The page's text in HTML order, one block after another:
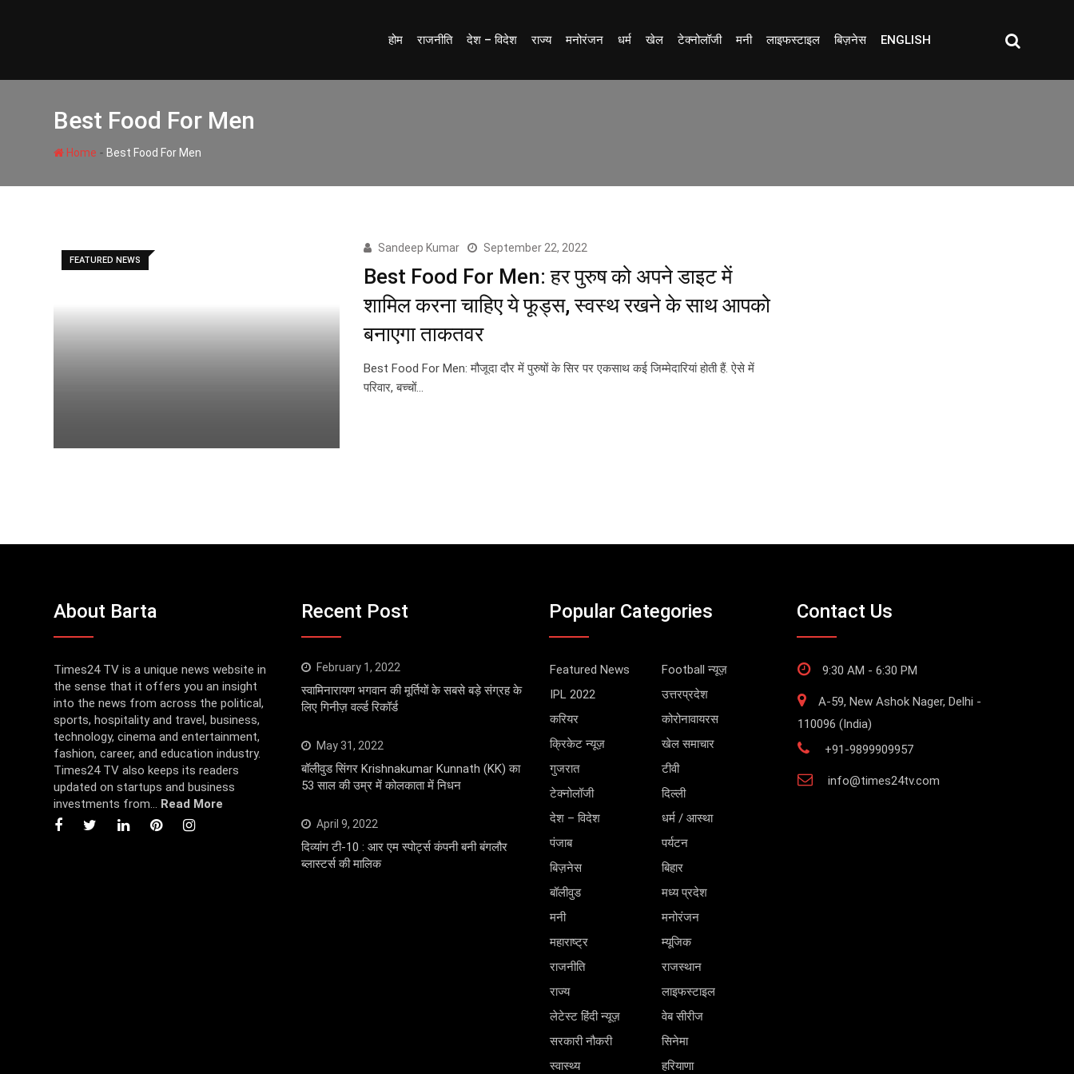
होम राजनीति देश – विदेश राज्य मनोरंजन धर्म खेल टेक्नोलॉजी मनी लाइफस्टाइल बिज़नेस ENGLISH
Best Food For Men
Home - Best Food For Men
FEATURED NEWS
Sandeep Kumar September 22, 2022
Best Food For Men: हर पुरुष को अपने डाइट में
शामिल करना चाहिए ये फूड्स, स्वस्थ रखने के साथ आपको
बनाएगा ताकतवर
Best Food For Men: मौजूदा दौर में पुरुषों के सिर पर एकसाथ कई जिम्मेदारियां होती हैं. ऐसे में
परिवार, बच्चों…
About Barta
Times24 TV is a unique news website in
the sense that it offers you an insight
into the news from across the political,
sports, hospitality and travel, business,
technology, cinema and entertainment,
fashion, career, and education industry.
Times24 TV also keeps its readers
updated on startups and business
investments from... Read More
Recent Post
February 1, 2022
स्वामिनारायण भगवान की मूर्तियों के सबसे बड़े संग्रह के
लिए गिनीज़ वर्ल्ड रिकॉर्ड
May 31, 2022
बॉलीवुड सिंगर Krishnakumar Kunnath (KK) का
53 साल की उम्र में कोलकाता में निधन
April 9, 2022
दिव्यांग टी-10 : आर एम स्पोर्ट्स कंपनी बनी बंगलौर
ब्लास्टर्स की मालिक
Popular Categories
Featured News
Football न्यूज़
IPL 2022
उत्तरप्रदेश
करियर
कोरोनावायरस
क्रिकेट न्यूज़
खेल समाचार
गुजरात
टीवी
टेक्नोलॉजी
दिल्ली
देश – विदेश
धर्म / आस्था
पंजाब
पर्यटन
बिज़नेस
बिहार
बॉलीवुड
मध्य प्रदेश
मनी
मनोरंजन
महाराष्ट्र
म्यूजिक
राजनीति
राजस्थान
राज्य
लाइफस्टाइल
लेटेस्ट हिंदी न्यूज़
वेब सीरीज
सरकारी नौकरी
सिनेमा
स्वास्थ्य
हरियाणा
Contact Us
9:30 AM - 6:30 PM
A-59, New Ashok Nager, Delhi -
110096 (India)
+91-9899909957
info@times24tv.com